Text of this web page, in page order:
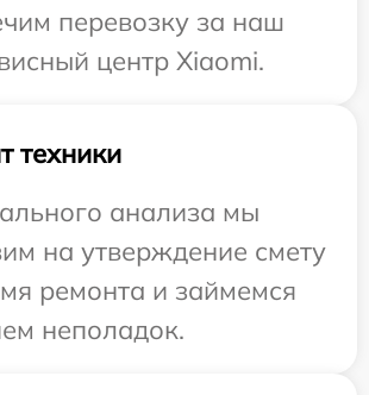
перевозку за наш
центр Xiaomi.
техники
анализа мы
на утверждение смету
ремонта и займемся
неполадок.